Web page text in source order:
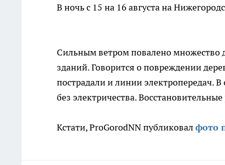
В ночь с 15 на 16 августа на
Сильным ветром повалено множество
зданий. Говорится о повреждении
пострадали и линии электропередач.
без электричества.
Кстати, ProGorodNN публиковал фото